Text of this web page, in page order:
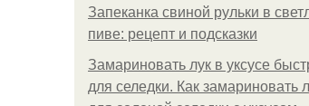
Запеканка свиной рульки в
пиве: рецепт и подсказки
Замариновать лук в уксусе
для селедки. Как замариновать